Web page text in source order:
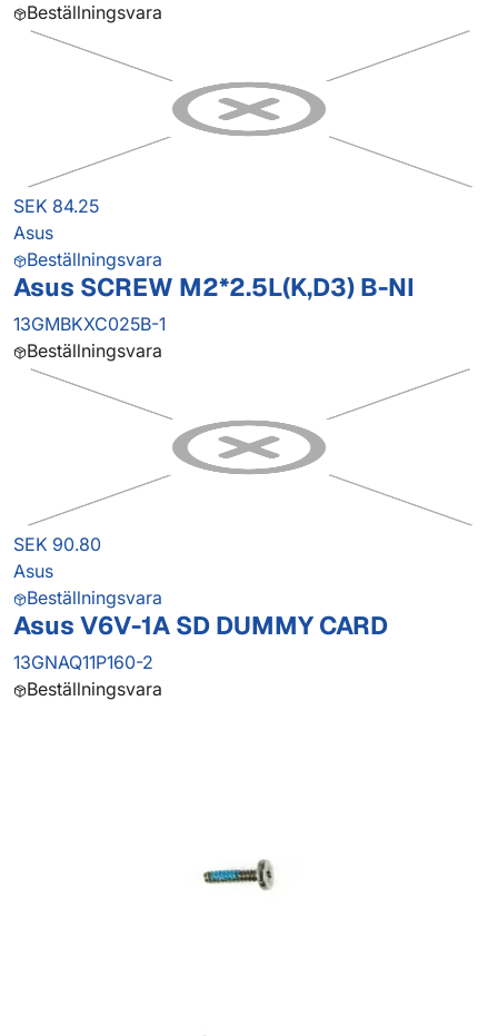
Beställningsvara
SEK 84.25
Asus
Beställningsvara
Asus SCREW M2*2.5L(K,D3) B-NI
13GMBKXC025B-1
Beställningsvara
SEK 90.80
Asus
Beställningsvara
Asus V6V-1A SD DUMMY CARD
13GNAQ11P160-2
Beställningsvara